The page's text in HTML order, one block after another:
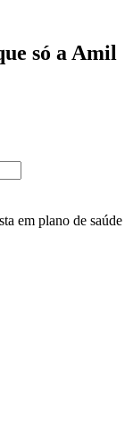
só a Amil
em plano de saúde